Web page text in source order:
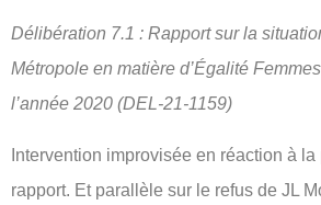
Délibération 7.1 : Rapport sur la
Métropole en matière d’Égalité
l’année 2020 (DEL-21-1159)
Intervention improvisée en réaction à
rapport. Et parallèle sur le refus de JL